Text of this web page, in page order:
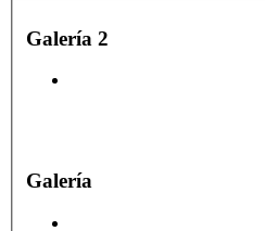
Galería 2
Galería